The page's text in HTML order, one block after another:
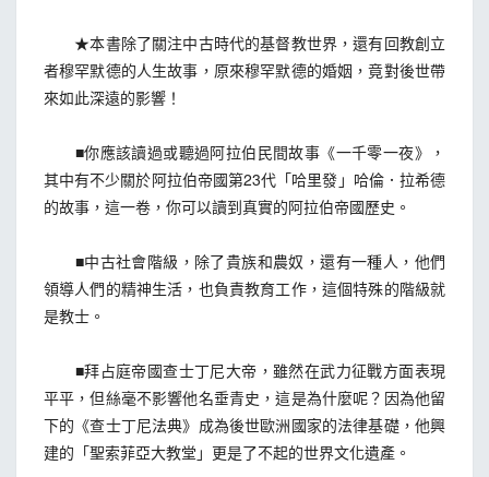
★本書除了關注中古時代的基督教世界，還有回教創立
者穆罕默德的人生故事，原來穆罕默德的婚姻，竟對後世帶
來如此深遠的影響！
■你應該讀過或聽過阿拉伯民間故事《一千零一夜》，
其中有不少關於阿拉伯帝國第23代「哈里發」哈倫．拉希德
的故事，這一卷，你可以讀到真實的阿拉伯帝國歷史。
■中古社會階級，除了貴族和農奴，還有一種人，他們
領導人們的精神生活，也負責教育工作，這個特殊的階級就
是教士。
■拜占庭帝國查士丁尼大帝，雖然在武力征戰方面表現
平平，但絲毫不影響他名垂青史，這是為什麼呢？因為他留
下的《查士丁尼法典》成為後世歐洲國家的法律基礎，他興
建的「聖索菲亞大教堂」更是了不起的世界文化遺產。